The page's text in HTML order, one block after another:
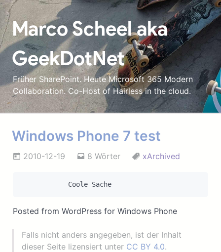
Marco Scheel aka
GeekDotNet
Früher SharePoint. Heute Microsoft 365 Modern
Collaboration. Co-Host of Hairless in the cloud.
Windows Phone 7 test
2010-12-19 8 Wörter xArchived
            Coole Sache
Posted from WordPress for Windows Phone
Falls nicht anders angegeben, ist der Inhalt
dieser Seite lizensiert unter CC BY 4.0.